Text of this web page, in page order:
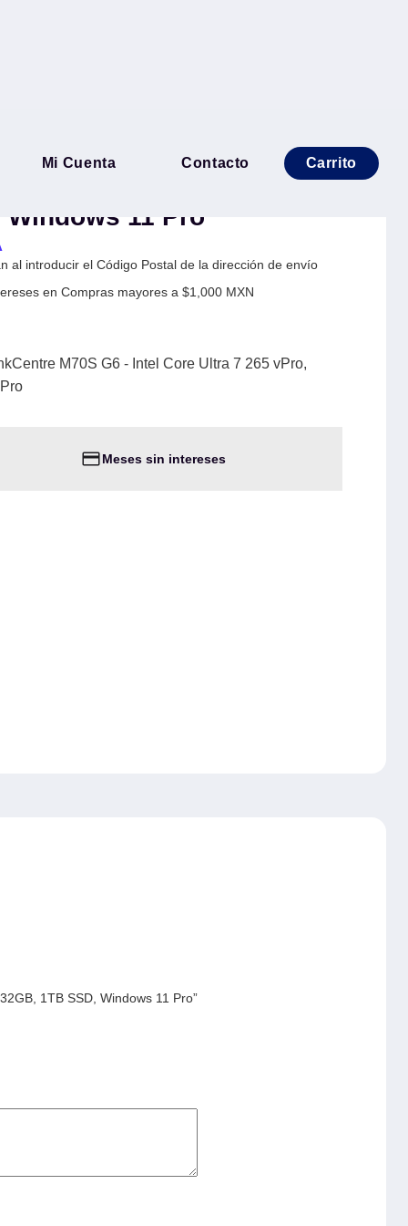
Mi Cuenta Contacto Carrito
ThinkCentre
Ultra 7 265 vPro,
Windows 11 Pro
al introducir el Código Postal de la dirección de envío
en Compras mayores a $1,000 MXN
M70S G6 - Intel Core Ultra 7 265 vPro,
Meses sin intereses
1TB SSD, Windows 11 Pro”